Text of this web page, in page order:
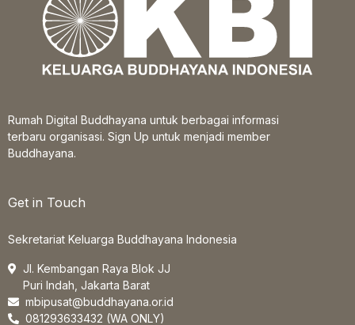
Rumah Digital Buddhayana untuk berbagai informasi
terbaru organisasi. Sign Up untuk menjadi member
Buddhayana.
Get in Touch
Sekretariat Keluarga Buddhayana Indonesia
Jl. Kembangan Raya Blok JJ
Puri Indah, Jakarta Barat
mbipusat@buddhayana.or.id
081293633432 (WA ONLY)